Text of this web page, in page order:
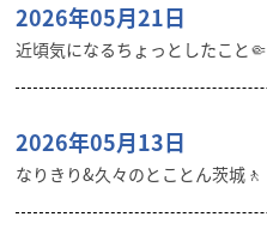
2026年05月21日
近頃気になるちょっとしたこと🤏
2026年05月13日
なりきり&久々のとことん茨城🚶